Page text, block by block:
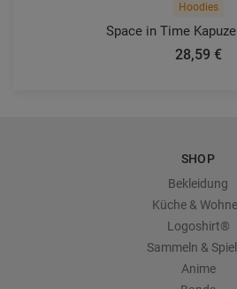
Hoodies
Space in Time
28,59 €
SHOP
Bekleidung
Küche &
Logoshirt®
Sammeln &
Anime